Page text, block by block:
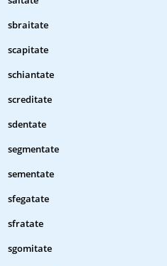
sbraitate
scapitate
schiantate
screditate
sdentate
segmentate
sementate
sfegatate
sfratate
sgomitate